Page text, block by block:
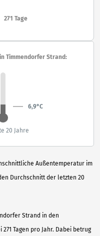
Außentemperatur im
Durchschnitt der letzten 20
Strand in den
Tagen pro Jahr. Dabei betrug
271 Tage
Timmendorfer Strand:
6,9°C
20 Jahre